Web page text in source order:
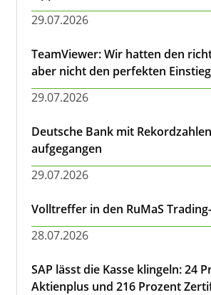
29.07.2026
TeamViewer: Wir hatten den
aber nicht den perfekten
29.07.2026
Deutsche Bank mit
aufgegangen
29.07.2026
Volltreffer in den RuMaS
28.07.2026
SAP lässt die Kasse klingeln: 24
Aktienplus und 216 Prozent